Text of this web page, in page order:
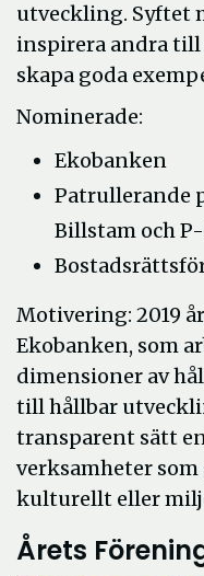
utveckling. Syftet
inspirera andra
skapa goda
Nominerade:
Ekobanken
Patrullerande
Billstam och
Motivering: 2019
Ekobanken, som
dimensioner av
till hållbar
transparent sätt
verksamheter
kulturellt eller
Årets